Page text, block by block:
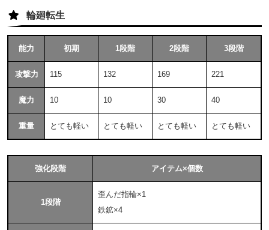
輪廻転生
能力 初期 1段階 2段階 3段階
攻撃力 115 132 169 221
魔力 10 10 30 40
重量 とても軽い とても軽い とても軽い とても軽い
強化段階 アイテム×個数
1段階
歪んだ指輪×1
鉄鉱×4